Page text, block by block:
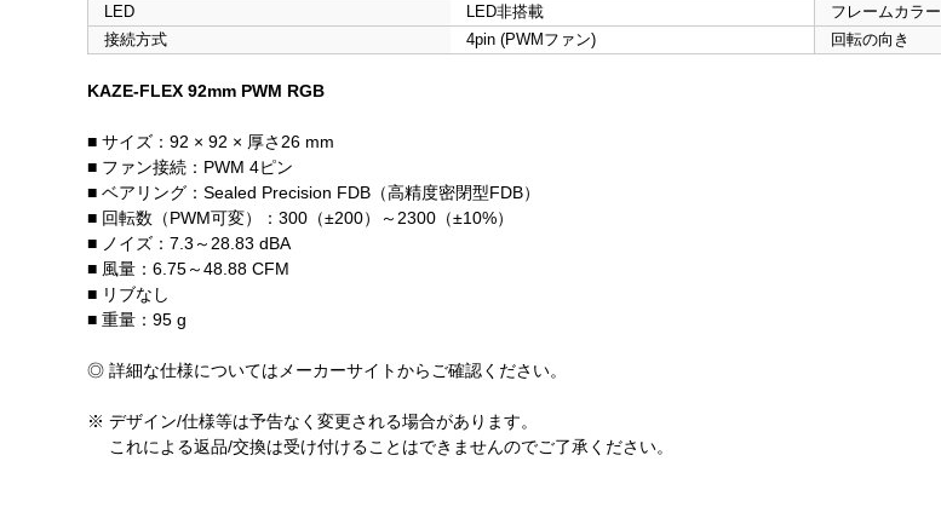
LED
LED非搭載 フレームカラー
接続方式
4pin (PWMファン) 回転の向き
KAZE-FLEX 92mm PWM RGB
■ サイズ：92 × 92 × 厚さ26 mm
■ ファン接続：PWM 4ピン
■ ベアリング：Sealed Precision FDB（高精度密閉型FDB）
■ 回転数（PWM可変）：300（±200）～2300（±10%）
■ ノイズ：7.3～28.83 dBA
■ 風量：6.75～48.88 CFM
■ リブなし
■ 重量：95 g
◎ 詳細な仕様についてはメーカーサイトからご確認ください。
※ デザイン/仕様等は予告なく変更される場合があります。
これによる返品/交換は受け付けることはできませんのでご了承ください。